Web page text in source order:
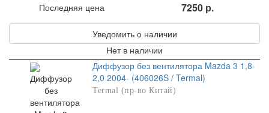
Последняя цена 7250 р.
Уведомить о наличии
Нет в наличии
Диффузор без вентилятора Mazda 3 1,8-
2,0 2004- (406026S / Termal)
Termal (пр-во Китай)